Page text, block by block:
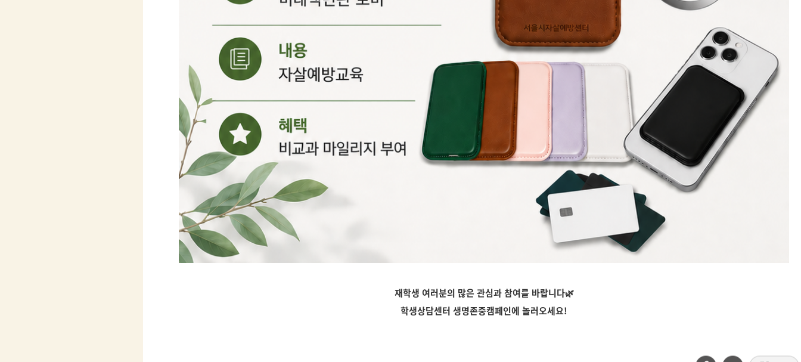
재학생 여러분의 많은 관심과 참여를 바랍니다🌿
학생상담센터 생명존중캠페인에 놀러오세요!